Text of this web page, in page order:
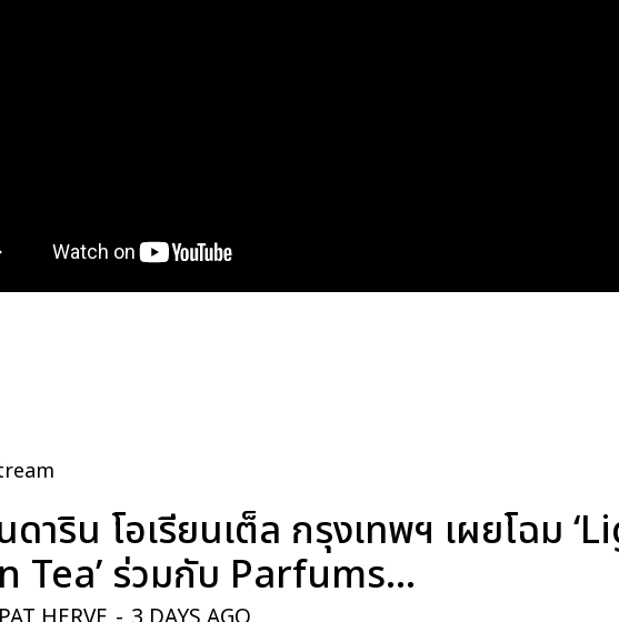
ดาริน โอเรียนเต็ล กรุงเทพฯ เผยโฉม
ร่วมกับ Parfums...